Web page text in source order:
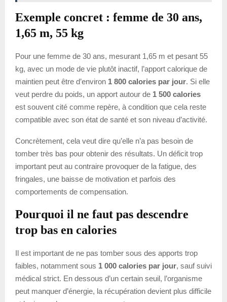
Exemple concret : femme de 30 ans,
1,65 m, 55 kg
Pour une femme de 30 ans, mesurant 1,65 m et pesant 55
kg, avec un mode de vie plutôt inactif, l’apport calorique de
maintien peut être d’environ 1 800 calories par jour. Si elle
veut perdre du poids, un apport autour de 1 500 calories
est souvent cité comme repère, à condition que cela reste
compatible avec son état de santé et son niveau d’activité.
Concrètement, cela veut dire qu’elle n’a pas besoin de
tomber très bas pour obtenir des résultats. Un déficit trop
important peut au contraire provoquer de la fatigue, des
fringales, une baisse de motivation et parfois des
comportements de compensation.
Pourquoi il ne faut pas descendre
trop bas en calories
Il est important de ne pas tomber sous des apports trop
faibles, notamment sous 1 000 calories par jour, sauf suivi
médical strict. En dessous d’un certain seuil, l’organisme
peut manquer d’énergie, la récupération devient plus difficile